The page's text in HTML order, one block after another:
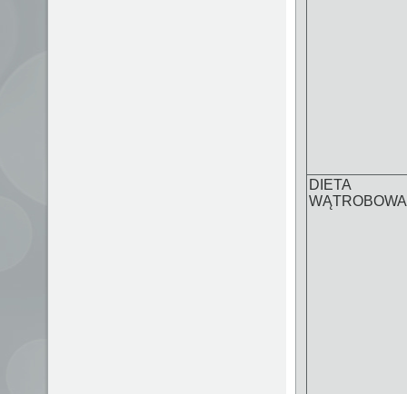
DIETA
WĄTROBOWA